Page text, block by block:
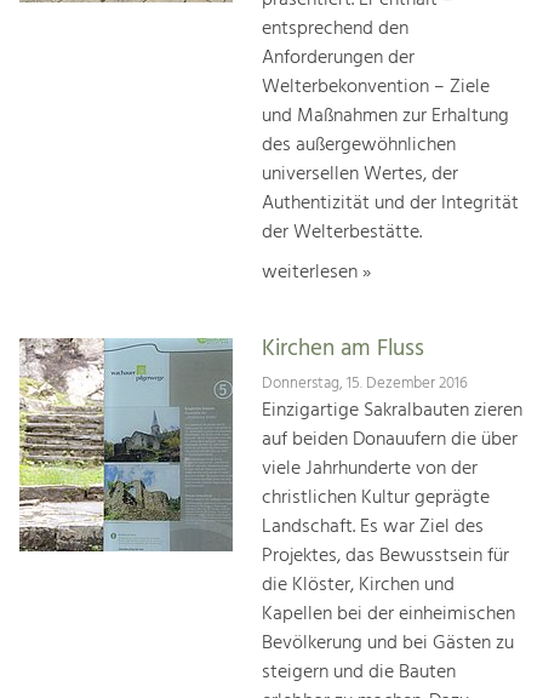
entsprechend den
Anforderungen der
Welterbekonvention – Ziele
und Maßnahmen zur Erhaltung
des außergewöhnlichen
universellen Wertes, der
Authentizität und der Integrität
der Welterbestätte.
weiterlesen »
Kirchen am Fluss
Donnerstag, 15. Dezember 2016
Einzigartige Sakralbauten zieren
auf beiden Donauufern die über
viele Jahrhunderte von der
christlichen Kultur geprägte
Landschaft. Es war Ziel des
Projektes, das Bewusstsein für
die Klöster, Kirchen und
Kapellen bei der einheimischen
Bevölkerung und bei Gästen zu
steigern und die Bauten